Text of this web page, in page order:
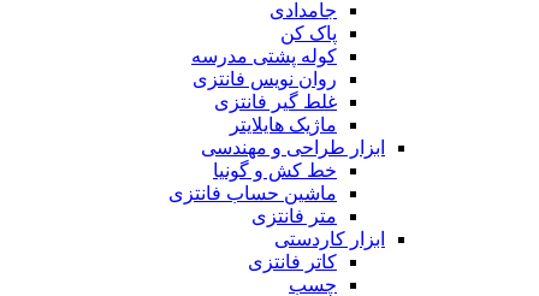
کوله پشتی مدرسه
روان نویس فانتزی
غلط گیر فانتزی
ماژیک هایلایتر
ابزار طراحی و مهندسی
خط کش و گونیا
ماشین حساب فانتزی
متر فانتزی
ابزار کاردستی
کاتر فانتزی